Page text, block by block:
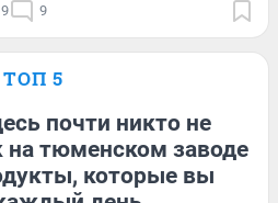
9
ТОП 5
почти никто не
на тюменском заводе
которые вы